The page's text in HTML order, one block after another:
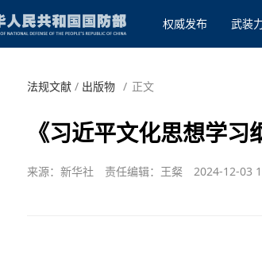
权威发布 武装
法规文献/ 出版物 / 正文
《习近平文化思想学
来源：新华社 责任编辑：王粲 2024-12-03